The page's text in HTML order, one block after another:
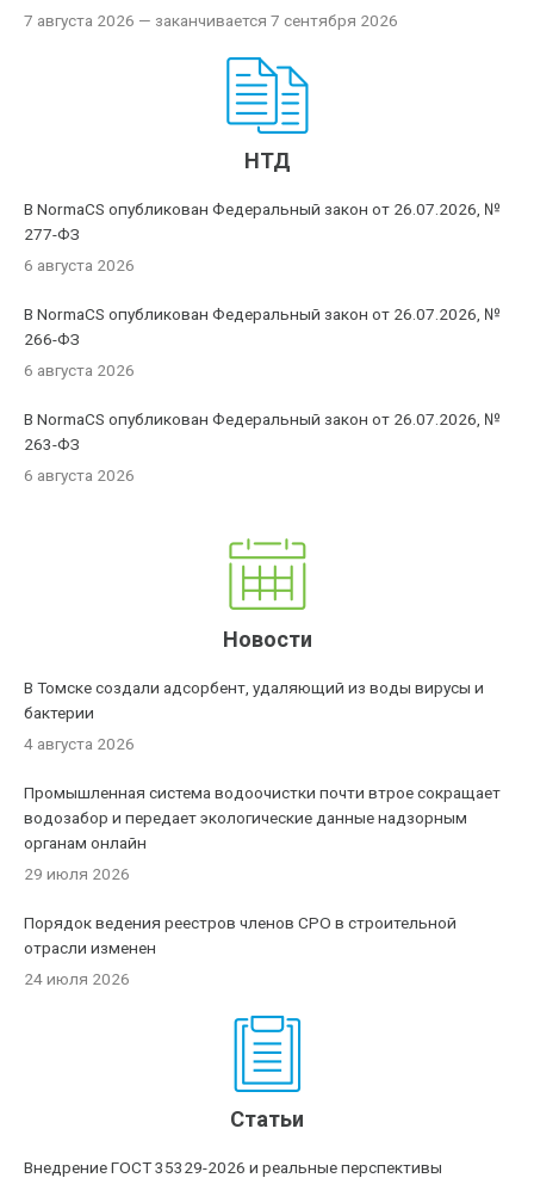
7 августа 2026 — заканчивается 7 сентября 2026
НТД
В NormaCS опубликован Федеральный закон от 26.07.2026, №
277-ФЗ
6 августа 2026
В NormaCS опубликован Федеральный закон от 26.07.2026, №
266-ФЗ
6 августа 2026
В NormaCS опубликован Федеральный закон от 26.07.2026, №
263-ФЗ
6 августа 2026
Новости
В Томске создали адсорбент, удаляющий из воды вирусы и
бактерии
4 августа 2026
Промышленная система водоочистки почти втрое сокращает
водозабор и передает экологические данные надзорным
органам онлайн
29 июля 2026
Порядок ведения реестров членов СРО в строительной
отрасли изменен
24 июля 2026
Статьи
Внедрение ГОСТ 35329-2026 и реальные перспективы